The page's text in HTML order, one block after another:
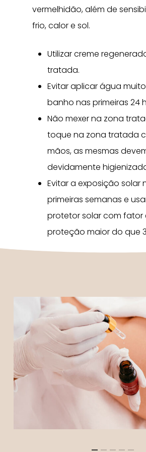
vermelhidão, além de
frio, calor e sol.
Utilizar creme
tratada.
Evitar aplicar água
banho nas primeiras 24
Não mexer na zona
toque na zona tratada
mãos, as mesmas
devidamente
Evitar a exposição solar
primeiras semanas e
protetor solar com fator
proteção maior do que